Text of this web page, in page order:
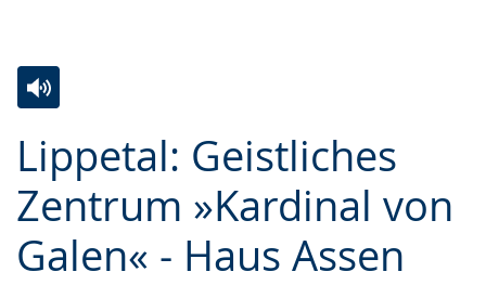
Lippetal: Geistliches
Zentrum »Kardinal von
Galen« - Haus Assen
Leichten
Sprache
wechseln.
Audio-
Unterstützung.
Video
in
Deutscher
Gebärdensprache